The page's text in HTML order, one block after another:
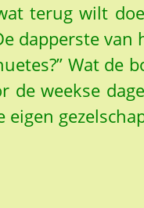
terug wilt
dapperste
Wat de
de weekse